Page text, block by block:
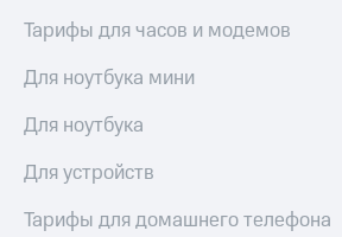
Тарифы для часов и модемов
Для ноутбука мини
Для ноутбука
Для устройств
Тарифы для домашнего телефона